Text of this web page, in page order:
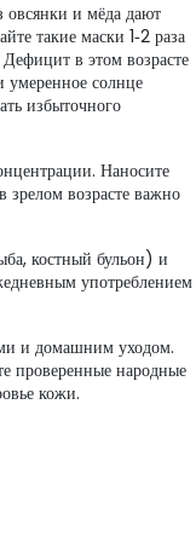
и мёда дают
такие маски 1‑2 раза
в этом возрасте
солнце
избыточного
Наносите
зрелом возрасте важно
костный бульон) и
употреблением
и домашним уходом.
проверенные народные
кожи.